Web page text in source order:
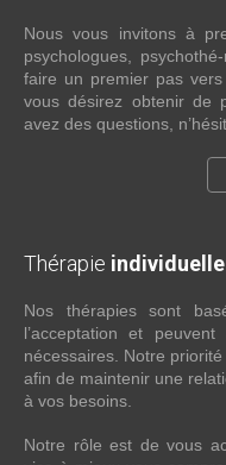
Nous vous invitons à
psychologues,
faire un premier pas
vous désirez obtenir de
avez des questions,
Thérapie individuelle
Nos thérapies sont
l’acceptation et
nécessaires. Notre
afin de maintenir une
à vos besoins.
Notre rôle est de vous